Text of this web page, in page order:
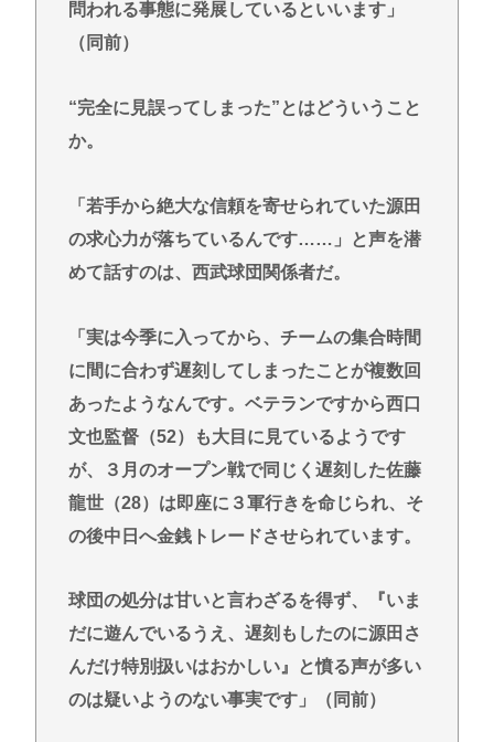
問われる事態に発展しているといいます」
（同前）
“完全に見誤ってしまった”とはどういうこと
か。
「若手から絶大な信頼を寄せられていた源田
の求心力が落ちているんです……」と声を潜
めて話すのは、西武球団関係者だ。
「実は今季に入ってから、チームの集合時間
に間に合わず遅刻してしまったことが複数回
あったようなんです。ベテランですから西口
文也監督（52）も大目に見ているようです
が、３月のオープン戦で同じく遅刻した佐藤
龍世（28）は即座に３軍行きを命じられ、そ
の後中日へ金銭トレードさせられています。
球団の処分は甘いと言わざるを得ず、『いま
だに遊んでいるうえ、遅刻もしたのに源田さ
んだけ特別扱いはおかしい』と憤る声が多い
のは疑いようのない事実です」（同前）